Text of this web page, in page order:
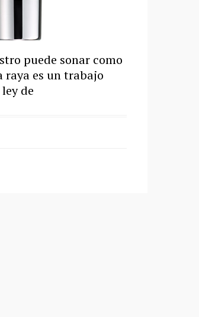
puede sonar como
raya es un trabajo
de